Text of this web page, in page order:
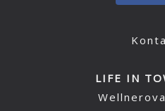
LIFE IN